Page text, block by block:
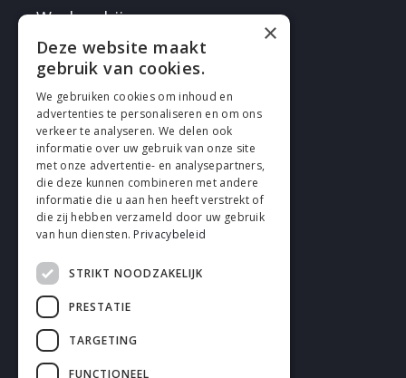
Werken bij
VOLG EN
Cookies
Privacy
Disclaimer
×
Deze website maakt
gebruik van cookies.
We gebruiken cookies om inhoud en
advertenties te personaliseren en om ons
verkeer te analyseren. We delen ook
informatie over uw gebruik van onze site
met onze advertentie- en analysepartners,
die deze kunnen combineren met andere
informatie die u aan hen heeft verstrekt of
die zij hebben verzameld door uw gebruik
van hun diensten. Privacybeleid
STRIKT NOODZAKELIJK
PRESTATIE
TARGETING
FUNCTIONEEL